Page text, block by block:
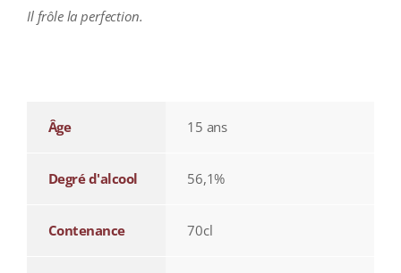
Il frôle la perfection.
Âge 15 ans
Degré d'alcool 56,1%
Contenance 70cl